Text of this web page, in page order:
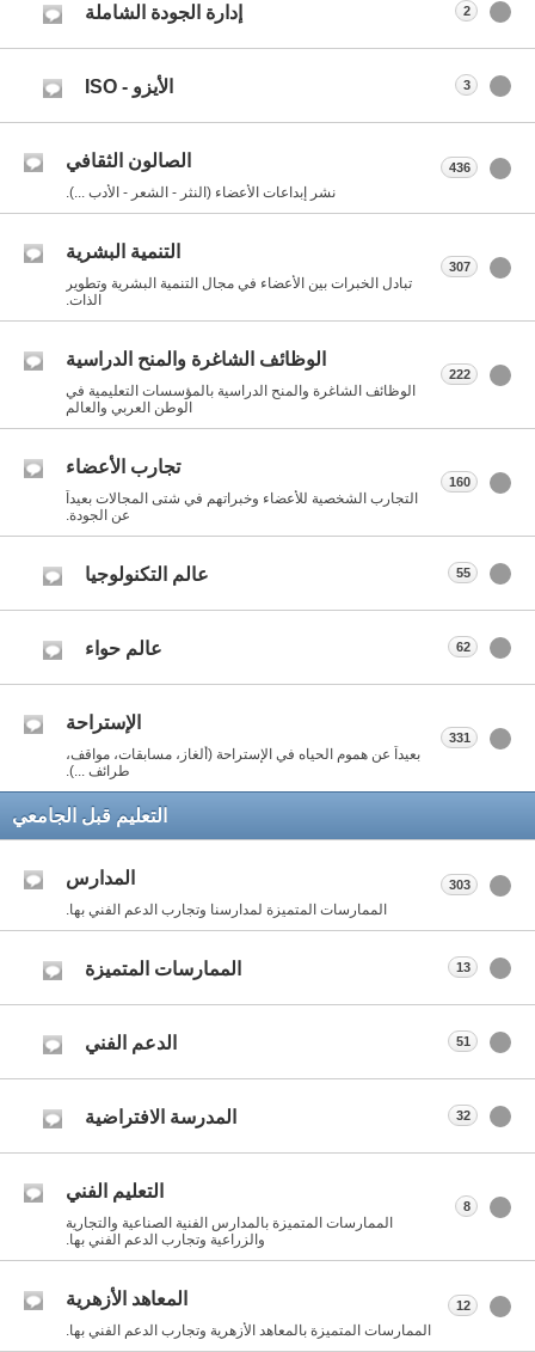
إدارة الجودة الشاملة 2
الأيزو - ISO 3
الصالون الثقافي
نشر إبداعات الأعضاء (النثر - الشعر - الأدب ...).
436
التنمية البشرية
تبادل الخبرات بين الأعضاء في مجال التنمية البشرية وتطوير
الذات.
307
الوظائف الشاغرة والمنح الدراسية
الوظائف الشاغرة والمنح الدراسية بالمؤسسات التعليمية في
الوطن العربي والعالم
222
تجارب الأعضاء
التجارب الشخصية للأعضاء وخبراتهم في شتى المجالات بعيداً
عن الجودة.
160
عالم التكنولوجيا 55
عالم حواء 62
الإستراحة
بعيداً عن هموم الحياه في الإستراحة (ألغاز، مسابقات، مواقف،
طرائف ...).
331
التعليم قبل الجامعي
المدارس
الممارسات المتميزة لمدارسنا وتجارب الدعم الفني بها.
303
الممارسات المتميزة 13
الدعم الفني 51
المدرسة الافتراضية 32
التعليم الفني
الممارسات المتميزة بالمدارس الفنية الصناعية والتجارية
والزراعية وتجارب الدعم الفني بها.
8
المعاهد الأزهرية
الممارسات المتميزة بالمعاهد الأزهرية وتجارب الدعم الفني بها.
12